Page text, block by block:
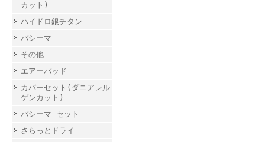
カット)
ハイドロ銀チタン
パシーマ
その他
エアーパッド
カバーセット(ダニアレル
ゲンカット)
パシーマ セット
さらっとドライ